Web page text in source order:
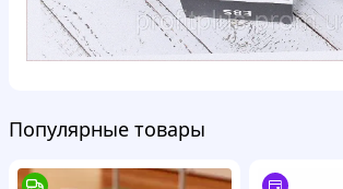
Популярные товары